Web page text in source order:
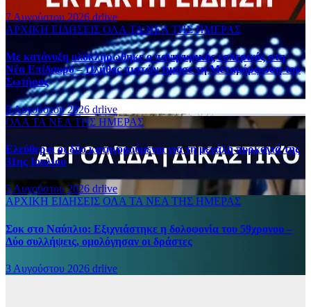
7 Αυγούστου 2026drlive
ΑΡΧΙΚΗ ΕΙΔΗΣΕΙΣ ΟΛΑ ΤΑ ΝΕΑ ΤΗΣ ΗΜΕΡΑΣ
Με κατάνυξη ολοκληρώθηκε ο πανηγυρικός εσπερινός στη
Νέα Επίδαυρο – Πλήθος πιστών τίμησε τη Μεταμόρφωση του
Σωτήρος
5 Αυγούστου 2026 drlive
ΟΛΑ ΤΑ ΝΕΑ ΤΗΣ ΗΜΕΡΑΣ
Ελεύθεροι οι δύο κατηγορούμενοι για τη μεγάλη πυρκαγιά της
31ης Ιουλίου
5 Αυγούστου 2026 drlive
ΑΡΧΙΚΗ ΕΙΔΗΣΕΙΣ ΟΛΑ ΤΑ ΝΕΑ ΤΗΣ ΗΜΕΡΑΣ
Σοκ στο Ναύπλιο: Εξιχνιάστηκε η δολοφονία του 59χρονου –
Δύο συλλήψεις, ομολόγησαν οι δράστες
3 Αυγούστου 2026 drlive